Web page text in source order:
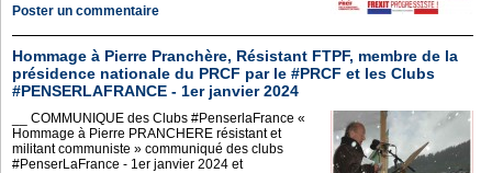
Poster un commentaire
Hommage à Pierre Pranchère, Résistant FTPF, membre de la
présidence nationale du PRCF par le #PRCF et les Clubs
#PENSERLAFRANCE - 1er janvier 2024
__ COMMUNIQUE des Clubs #PenserlaFrance «
Hommage à Pierre PRANCHERE résistant et
militant communiste » communiqué des clubs
#PenserLaFrance - 1er janvier 2024 et